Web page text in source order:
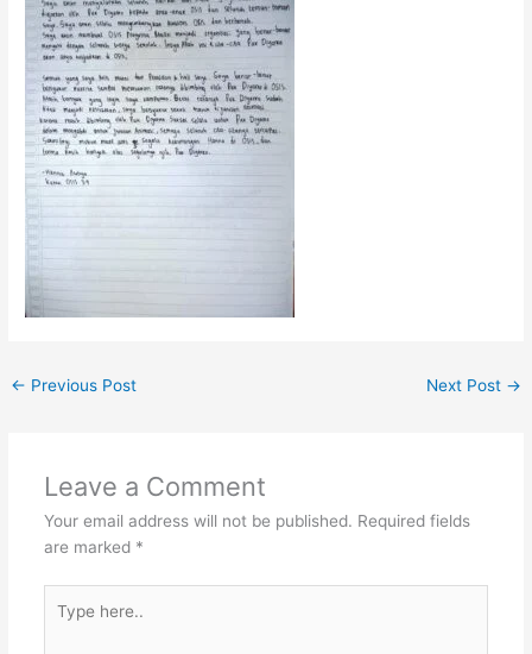
← Previous Post Next Post →
Leave a Comment
Your email address will not be published. Required fields
are marked *
here..